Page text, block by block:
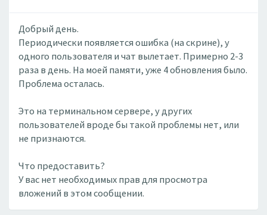
Добрый день.
Периодически появляется ошибка (на скрине), у
одного пользователя и чат вылетает. Примерно 2-3
раза в день. На моей памяти, уже 4 обновления было.
Проблема осталась.
Это на терминальном сервере, у других
пользователей вроде бы такой проблемы нет, или
не признаются.
Что предоставить?
У вас нет необходимых прав для просмотра
вложений в этом сообщении.